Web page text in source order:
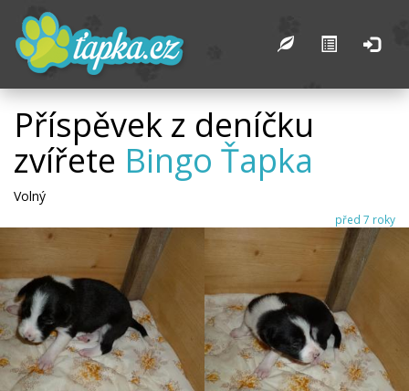
Příspěvek z deníčku
zvířete Bingo Ťapka
před 7 roky
Volný